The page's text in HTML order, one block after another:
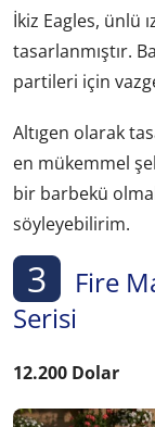
İkiz Eagles, ünlü
tasarlanmıştır.
partileri için
Altıgen olarak
en mükemmel
bir barbekü
söyleyebilirim.
3
Fire
Serisi
12.200 Dolar